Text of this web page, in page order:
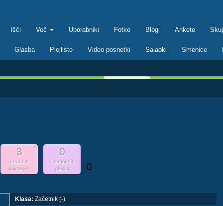
Išči Več Uporabniki Fotke Blogi Ankete
Glasba Plejliste Video posnetki Salaoki Smenice
3
dodanih
prijateljev
0
ustvarjenih
plejlist
0
Klasa: Začetnik (-)